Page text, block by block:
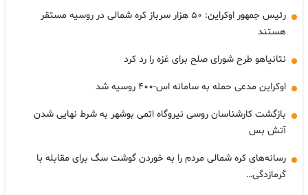
رئیس جمهور اوکراین: ۵۰ هزار سرباز کره شمالی در روسیه مستقر
هستند
نتانیاهو طرح شورای صلح برای غزه را رد کرد
اوکراین مدعی حمله به سامانه اس-۴۰۰ روسیه شد
بازگشت کارشناسان روسی نیروگاه اتمی بوشهر به شرط نهایی شدن
آتش بس
رسانه‌های کره شمالی مردم را به خوردن گوشت سگ برای مقابله با
گرمازدگی…